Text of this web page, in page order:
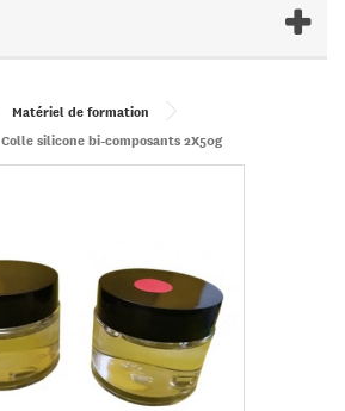
Matériel de formation
Colle silicone bi-composants 2X50g